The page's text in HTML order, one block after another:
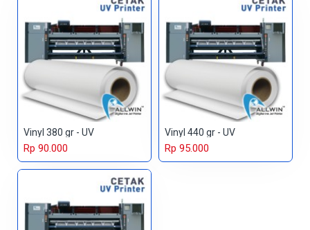
Vinyl 380 gr - UV
Rp 90.000
Vinyl 440 gr - UV
Rp 95.000